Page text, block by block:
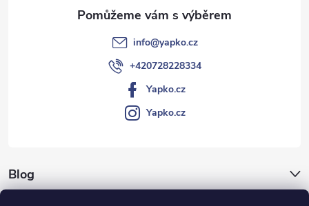
Blog
info@yapko.cz
+420728228334
Yapko.cz
Yapko.cz